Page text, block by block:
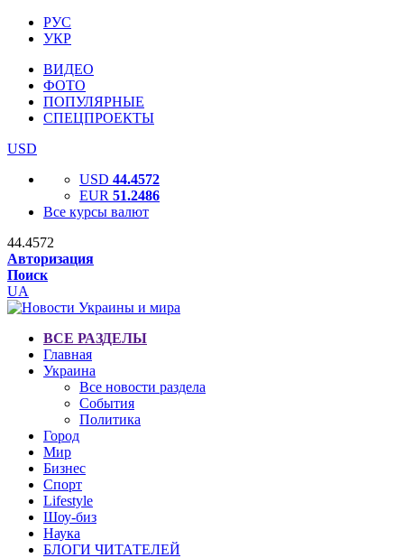
РУС
УКР
ВИДЕО
ФОТО
ПОПУЛЯРНЫЕ
СПЕЦПРОЕКТЫ
USD
USD 44.4572
EUR 51.2486
Все курсы валют
44.4572
Авторизация
Поиск
UA
ВСЕ РАЗДЕЛЫ
Главная
Украина
Все новости раздела
События
Политика
Город
Мир
Бизнес
Спорт
Lifestyle
Шоу-биз
Наука
БЛОГИ ЧИТАТЕЛЕЙ